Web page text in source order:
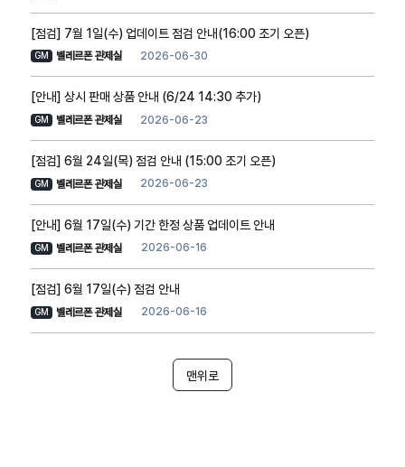
[점검] 7월 1일(수) 업데이트 점검 안내(16:00 조기 오픈)
GM 벨레르폰 관제실 2026-06-30
[안내] 상시 판매 상품 안내 (6/24 14:30 추가)
GM 벨레르폰 관제실 2026-06-23
[점검] 6월 24일(목) 점검 안내 (15:00 조기 오픈)
GM 벨레르폰 관제실 2026-06-23
[안내] 6월 17일(수) 기간 한정 상품 업데이트 안내
GM 벨레르폰 관제실 2026-06-16
[점검] 6월 17일(수) 점검 안내
GM 벨레르폰 관제실 2026-06-16
맨위로